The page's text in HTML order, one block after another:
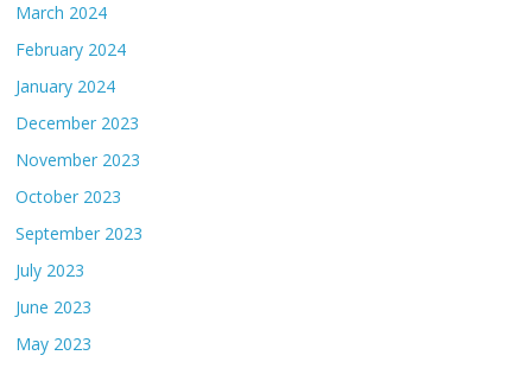
March 2024
February 2024
January 2024
December 2023
November 2023
October 2023
September 2023
July 2023
June 2023
May 2023